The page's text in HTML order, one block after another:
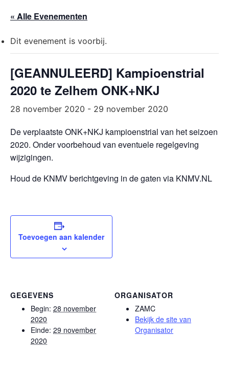
« Alle Evenementen
Dit evenement is voorbij.
[GEANNULEERD] Kampioenstrial
2020 te Zelhem ONK+NKJ
28 november 2020 - 29 november 2020
De verplaatste ONK+NKJ kampioenstrial van het seizoen
2020. Onder voorbehoud van eventuele regelgeving
wijzigingen.
Houd de KNMV berichtgeving in de gaten via KNMV.NL
Toevoegen aan kalender
GEGEVENS
Begin: 28 november
2020
Einde: 29 november
2020
ORGANISATOR
ZAMC
Bekijk de site van
Organisator